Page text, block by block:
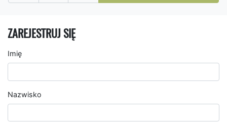
ZAREJESTRUJ SIĘ
Imię
Nazwisko